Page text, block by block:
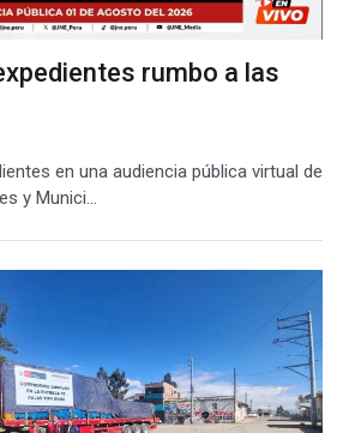
rumbo a las
en una audiencia pública virtual de
y Munici...